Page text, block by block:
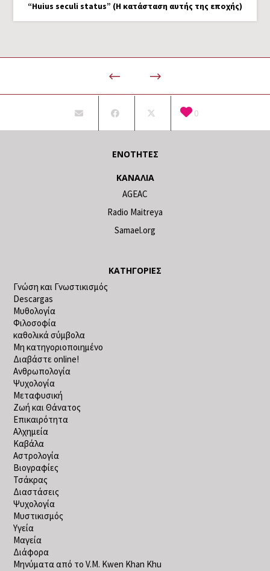
“Huius seculi status” (Η κατάσταση αυτής της εποχής)
0
ΕΝΌΤΗΤΕΣ
ΚΑΝΆΛΙΑ
AGEAC
Radio Maitreya
Samael.org
ΚΑΤΗΓΟΡΊΕΣ
Γνώση και Γνωστικισμός
Descargas
Μυθολογία
Φιλοσοφία
καθολικά σύμβολα
Μη κατηγοριοποιημένο
Διαβάστε online!
Ανθρωπολογία
Ψυχολογία
Μεταφυσική
Ζωή και Θάνατος
Επικαιρότητα
Αλχημεία
Καβάλα
Αστρολογία
Βιογραφίες
Τσάκρας
Διαστάσεις
Ψυχολογία
Μυστικισμός
Υγεία
Μαγεία
Διάφορα
Μηνύματα από το V.M. Kwen Khan Khu